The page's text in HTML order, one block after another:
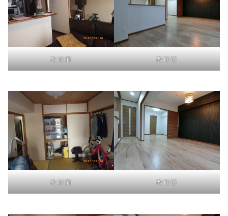
改修前 改修後
改修前 改修後